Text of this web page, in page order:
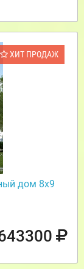
ХИТ ПРОДАЖ
дом 8х9